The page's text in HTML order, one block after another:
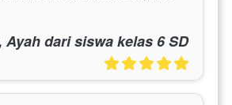
Ayah dari siswa kelas 6 SD